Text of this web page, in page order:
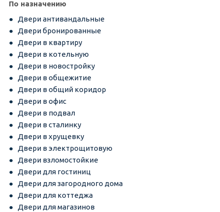
По назначению
Двери антивандальные
Двери бронированные
Двери в квартиру
Двери в котельную
Двери в новостройку
Двери в общежитие
Двери в общий коридор
Двери в офис
Двери в подвал
Двери в сталинку
Двери в хрущевку
Двери в электрощитовую
Двери взломостойкие
Двери для гостиниц
Двери для загородного дома
Двери для коттеджа
Двери для магазинов